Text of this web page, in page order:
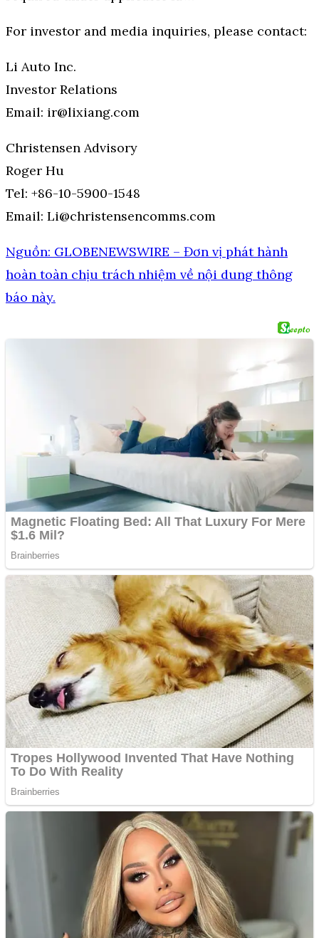
For investor and media inquiries, please contact:
Li Auto Inc.
Investor Relations
Email: ir@lixiang.com
Christensen Advisory
Roger Hu
Tel: +86-10-5900-1548
Email: Li@christensencomms.com
Nguồn: GLOBENEWSWIRE – Đơn vị phát hành
hoàn toàn chịu trách nhiệm về nội dung thông
báo này.